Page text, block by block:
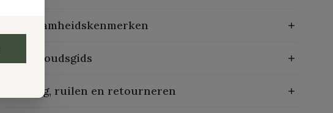
Duurzaamheidskenmerken
Onderhoudsgids
Levering, ruilen en retourneren